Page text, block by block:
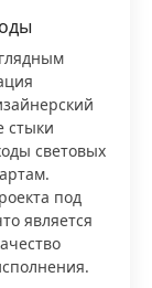
стыки
световых
под
является